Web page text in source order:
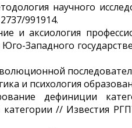
научного
991914.
и аксиология
Западного
и психология
дефиниции
// Известия